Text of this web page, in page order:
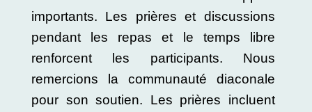
importants. Les prières et discussions
pendant les repas et le temps libre
renforcent les participants. Nous
remercions la communauté diaconale
pour son soutien. Les prières incluent